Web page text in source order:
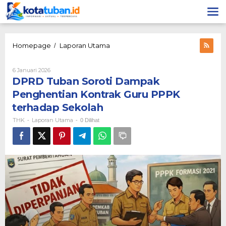
Lewati
ke
konten
Homepage / Laporan Utama
Penghentian
Kontrak
Guru
Sekolah
6 Januari 2026Oleh
THK
DPRD Tuban Soroti Dampak
Penghentian Kontrak Guru PPPK
terhadap Sekolah
THK - Laporan Utama - 0 Dilihat